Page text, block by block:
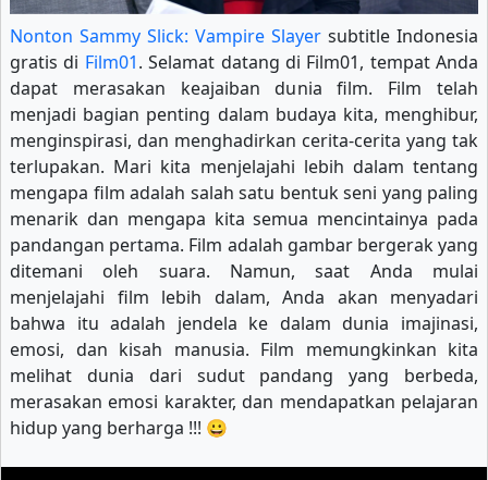
Nonton Sammy Slick: Vampire Slayer subtitle Indonesia
gratis di Film01. Selamat datang di Film01, tempat Anda
dapat merasakan keajaiban dunia film. Film telah
menjadi bagian penting dalam budaya kita, menghibur,
menginspirasi, dan menghadirkan cerita-cerita yang tak
terlupakan. Mari kita menjelajahi lebih dalam tentang
mengapa film adalah salah satu bentuk seni yang paling
menarik dan mengapa kita semua mencintainya pada
pandangan pertama. Film adalah gambar bergerak yang
ditemani oleh suara. Namun, saat Anda mulai
menjelajahi film lebih dalam, Anda akan menyadari
bahwa itu adalah jendela ke dalam dunia imajinasi,
emosi, dan kisah manusia. Film memungkinkan kita
melihat dunia dari sudut pandang yang berbeda,
merasakan emosi karakter, dan mendapatkan pelajaran
hidup yang berharga !!! 😀